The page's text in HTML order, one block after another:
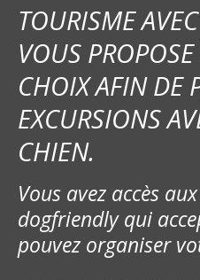
t
i
o
n
d
e
s
TOURISME
VOUS
CHOIX AFIN DE
EXCURSIONS
CHIEN.
Vous avez accès
dogfriendly qui
pouvez organiser